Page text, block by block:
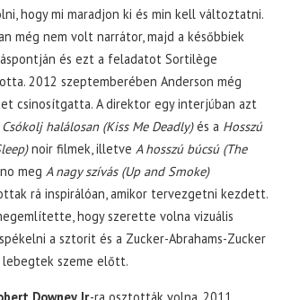
hogy mi maradjon ki és min kell változtatni.
még nem volt narrátor, majd a későbbiek
és ezt a feladatot Sortilège
2012 szeptemberében Anderson még
csinosítgatta. A direktor egy interjúban azt
Csókolj halálosan (Kiss Me Deadly)és a Hosszú
noir filmek, illetveA hosszú búcsú (The
megA nagy szívás (Up and Smoke)
rá inspirálóan, amikor tervezgetni kezdett.
hogy szerette volna vizuális
a sztorit és a Zucker-Abrahams-Zucker
lebegtek szeme előtt.